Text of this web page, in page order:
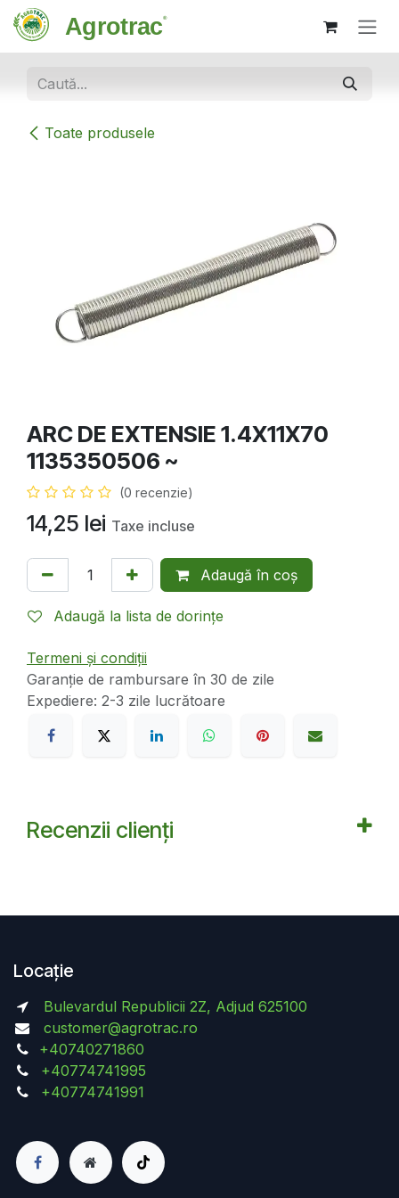
Sari la conținut
Toate produsele
ARC DE EXTENSIE 1.4X11X70
1135350506 ~
(0 recenzie)
14,25 lei Taxe incluse
Adaugă în coș
Adaugă la lista de dorințe
Termeni și condiții
Garanție de rambursare în 30 de zile
Expediere: 2-3 zile lucrătoare
Recenzii clienți
Locație
Bulevardul Republicii 2Z, Adjud 625100
customer@agrotrac.ro
+40740271860
+40774741995
+40774741991